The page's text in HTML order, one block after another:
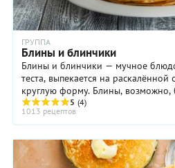
ГРУППА
Блины и блинчики
Блины и блинчики — мучное
теста, выпекается на
круглую форму. Блины,
которое стали готовить из муки. ...
5 (4)
1013 рецептов